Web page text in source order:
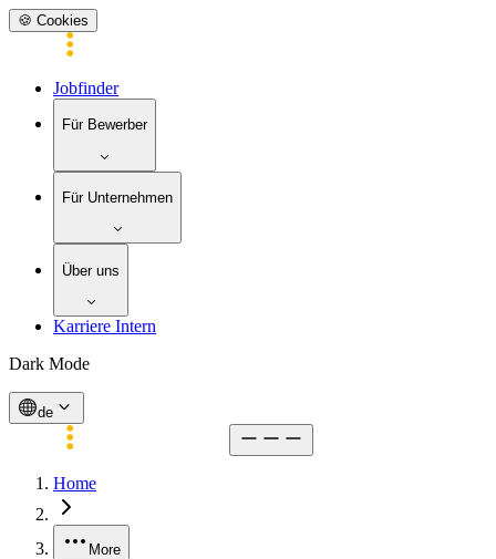
🍪 Cookies
Jobfinder
Für Bewerber
Für Unternehmen
Über uns
Karriere Intern
Dark Mode
de
Home
More